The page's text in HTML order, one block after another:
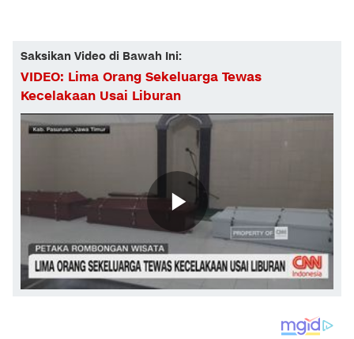
Saksikan Video di Bawah Ini:
VIDEO: Lima Orang Sekeluarga Tewas
Kecelakaan Usai Liburan